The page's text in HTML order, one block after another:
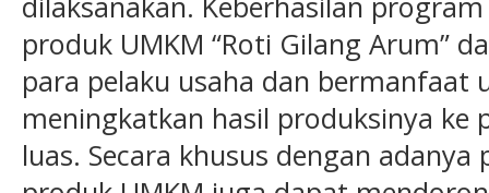
produk UMKM “Roti Gilang Arum”
para pelaku usaha dan bermanfaat
meningkatkan hasil produksinya ke
luas. Secara khusus dengan